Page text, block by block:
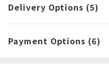
Delivery Options (5)
Payment Options (6)